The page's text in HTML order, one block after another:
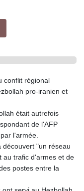
conflit régional
pro-iranien et
était autrefois
de l'AFP
l'armée.
découvert "un réseau
au trafic d'armes et de
postes entre la